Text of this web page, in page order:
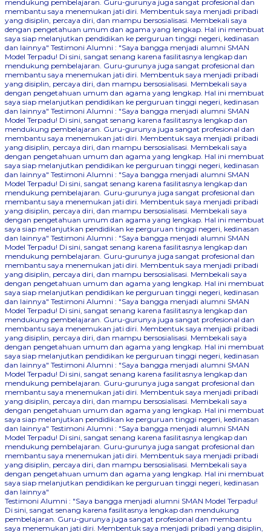
mendukung pembelajaran. Guru-gurunya juga sangat profesional dan
membantu saya menemukan jati diri. Membentuk saya menjadi pribadi
yang disiplin, percaya diri, dan mampu bersosialisasi. Membekali saya
dengan pengetahuan umum dan agama yang lengkap. Hal ini membuat
saya siap melanjutkan pendidikan ke perguruan tinggi negeri, kedinasan
dan lainnya" Testimoni Alumni : "Saya bangga menjadi alumni SMAN
Model Terpadu! Di sini, sangat senang karena fasilitasnya lengkap dan
mendukung pembelajaran. Guru-gurunya juga sangat profesional dan
membantu saya menemukan jati diri. Membentuk saya menjadi pribadi
yang disiplin, percaya diri, dan mampu bersosialisasi. Membekali saya
dengan pengetahuan umum dan agama yang lengkap. Hal ini membuat
saya siap melanjutkan pendidikan ke perguruan tinggi negeri, kedinasan
dan lainnya" Testimoni Alumni : "Saya bangga menjadi alumni SMAN
Model Terpadu! Di sini, sangat senang karena fasilitasnya lengkap dan
mendukung pembelajaran. Guru-gurunya juga sangat profesional dan
membantu saya menemukan jati diri. Membentuk saya menjadi pribadi
yang disiplin, percaya diri, dan mampu bersosialisasi. Membekali saya
dengan pengetahuan umum dan agama yang lengkap. Hal ini membuat
saya siap melanjutkan pendidikan ke perguruan tinggi negeri, kedinasan
dan lainnya" Testimoni Alumni : "Saya bangga menjadi alumni SMAN
Model Terpadu! Di sini, sangat senang karena fasilitasnya lengkap dan
mendukung pembelajaran. Guru-gurunya juga sangat profesional dan
membantu saya menemukan jati diri. Membentuk saya menjadi pribadi
yang disiplin, percaya diri, dan mampu bersosialisasi. Membekali saya
dengan pengetahuan umum dan agama yang lengkap. Hal ini membuat
saya siap melanjutkan pendidikan ke perguruan tinggi negeri, kedinasan
dan lainnya" Testimoni Alumni : "Saya bangga menjadi alumni SMAN
Model Terpadu! Di sini, sangat senang karena fasilitasnya lengkap dan
mendukung pembelajaran. Guru-gurunya juga sangat profesional dan
membantu saya menemukan jati diri. Membentuk saya menjadi pribadi
yang disiplin, percaya diri, dan mampu bersosialisasi. Membekali saya
dengan pengetahuan umum dan agama yang lengkap. Hal ini membuat
saya siap melanjutkan pendidikan ke perguruan tinggi negeri, kedinasan
dan lainnya" Testimoni Alumni : "Saya bangga menjadi alumni SMAN
Model Terpadu! Di sini, sangat senang karena fasilitasnya lengkap dan
mendukung pembelajaran. Guru-gurunya juga sangat profesional dan
membantu saya menemukan jati diri. Membentuk saya menjadi pribadi
yang disiplin, percaya diri, dan mampu bersosialisasi. Membekali saya
dengan pengetahuan umum dan agama yang lengkap. Hal ini membuat
saya siap melanjutkan pendidikan ke perguruan tinggi negeri, kedinasan
dan lainnya" Testimoni Alumni : "Saya bangga menjadi alumni SMAN
Model Terpadu! Di sini, sangat senang karena fasilitasnya lengkap dan
mendukung pembelajaran. Guru-gurunya juga sangat profesional dan
membantu saya menemukan jati diri. Membentuk saya menjadi pribadi
yang disiplin, percaya diri, dan mampu bersosialisasi. Membekali saya
dengan pengetahuan umum dan agama yang lengkap. Hal ini membuat
saya siap melanjutkan pendidikan ke perguruan tinggi negeri, kedinasan
dan lainnya" Testimoni Alumni : "Saya bangga menjadi alumni SMAN
Model Terpadu! Di sini, sangat senang karena fasilitasnya lengkap dan
mendukung pembelajaran. Guru-gurunya juga sangat profesional dan
membantu saya menemukan jati diri. Membentuk saya menjadi pribadi
yang disiplin, percaya diri, dan mampu bersosialisasi. Membekali saya
dengan pengetahuan umum dan agama yang lengkap. Hal ini membuat
saya siap melanjutkan pendidikan ke perguruan tinggi negeri, kedinasan
dan lainnya"
Testimoni Alumni : "Saya bangga menjadi alumni SMAN Model Terpadu!
Di sini, sangat senang karena fasilitasnya lengkap dan mendukung
pembelajaran. Guru-gurunya juga sangat profesional dan membantu
saya menemukan jati diri. Membentuk saya menjadi pribadi yang disiplin,